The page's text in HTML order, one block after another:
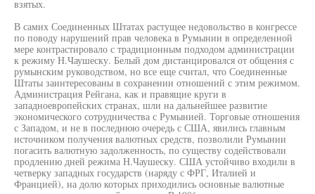
взятых.
В самих Соединенных Штатах растущее недовольство в конгрессе
по поводу нарушений прав человека в Румынии в определенной
мере контрастировало с традиционным подходом администрации
к режиму Н.Чаушеску. Белый дом дистанцировался от общения с
румынским руководством, но все еще считал, что Соединенные
Штаты заинтересованы в сохранении отношений с этим режимом.
Администрация Рейгана, как и правящие круги в
западноевропейских странах, шли на дальнейшее развитие
экономического сотрудничества с Румынией. Торговые отношения
с Западом, и не в последнюю очередь с США, явились главным
источником получения валютных средств, позволили Румынии
погасить валютную задолженность, по существу содействовали
продлению дней режима Н.Чаушеску. США устойчиво входили в
четверку западных государств (наряду с ФРГ, Италией и
Францией), на долю которых приходились основные валютные